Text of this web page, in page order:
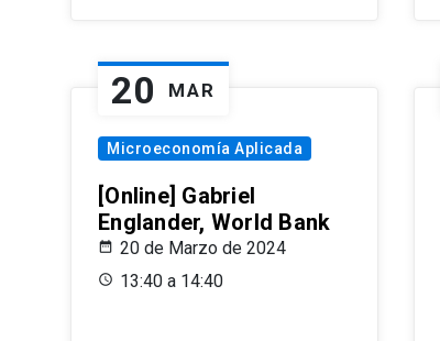
20 MAR
Microeconomía Aplicada
[Online] Gabriel
Englander, World Bank
20 de Marzo de 2024
13:40 a 14:40